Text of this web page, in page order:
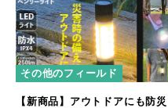
その他のフィールド
【新商品】アウトドアにも防災